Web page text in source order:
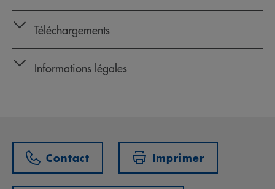
Téléchargements
Informations légales
Contact Imprimer